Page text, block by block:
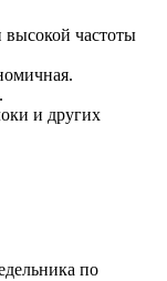
высокой частоты
и других
по